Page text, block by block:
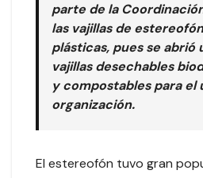
parte de la
las vajillas de
plásticas, pues se abrió
vajillas desechables
y compostables para el
organización.
El estereofón tuvo gran